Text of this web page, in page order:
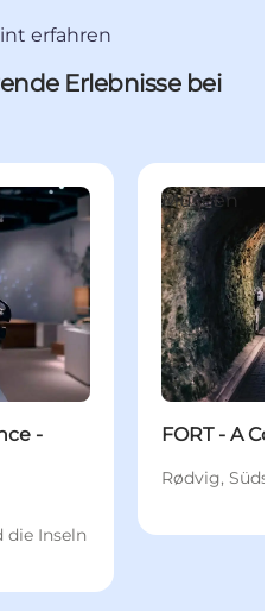
erfahren
Erlebnisse bei
- Erlebniszentrum am
-
die Inseln
FORT - A
Museen
FORT - A
Rødvig,